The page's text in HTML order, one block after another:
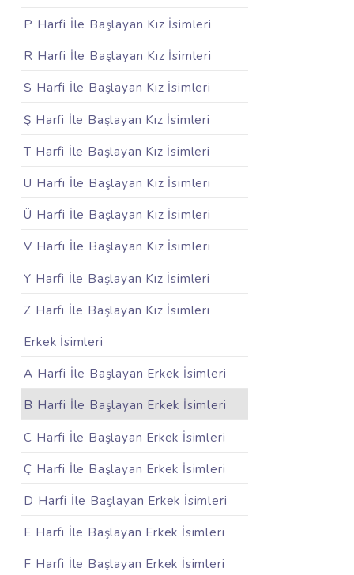
P Harfi İle Başlayan Kız İsimleri
R Harfi İle Başlayan Kız İsimleri
S Harfi İle Başlayan Kız İsimleri
Ş Harfi İle Başlayan Kız İsimleri
T Harfi İle Başlayan Kız İsimleri
U Harfi İle Başlayan Kız İsimleri
Ü Harfi İle Başlayan Kız İsimleri
V Harfi İle Başlayan Kız İsimleri
Y Harfi İle Başlayan Kız İsimleri
Z Harfi İle Başlayan Kız İsimleri
Erkek İsimleri
A Harfi İle Başlayan Erkek İsimleri
B Harfi İle Başlayan Erkek İsimleri
C Harfi İle Başlayan Erkek İsimleri
Ç Harfi İle Başlayan Erkek İsimleri
D Harfi İle Başlayan Erkek İsimleri
E Harfi İle Başlayan Erkek İsimleri
F Harfi İle Başlayan Erkek İsimleri